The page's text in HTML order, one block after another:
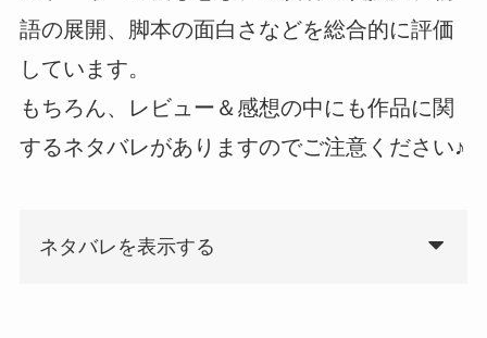
語の展開、脚本の面白さなどを総合的に評価
しています。
もちろん、レビュー＆感想の中にも作品に関
するネタバレがありますのでご注意ください♪
ネタバレを表示する